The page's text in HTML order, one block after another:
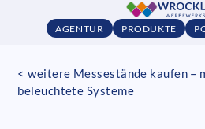
AGENTUR PRODUKTE
< weitere Messestände kaufen –
beleuchtete Systeme